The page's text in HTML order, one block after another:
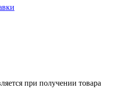
при получении товара